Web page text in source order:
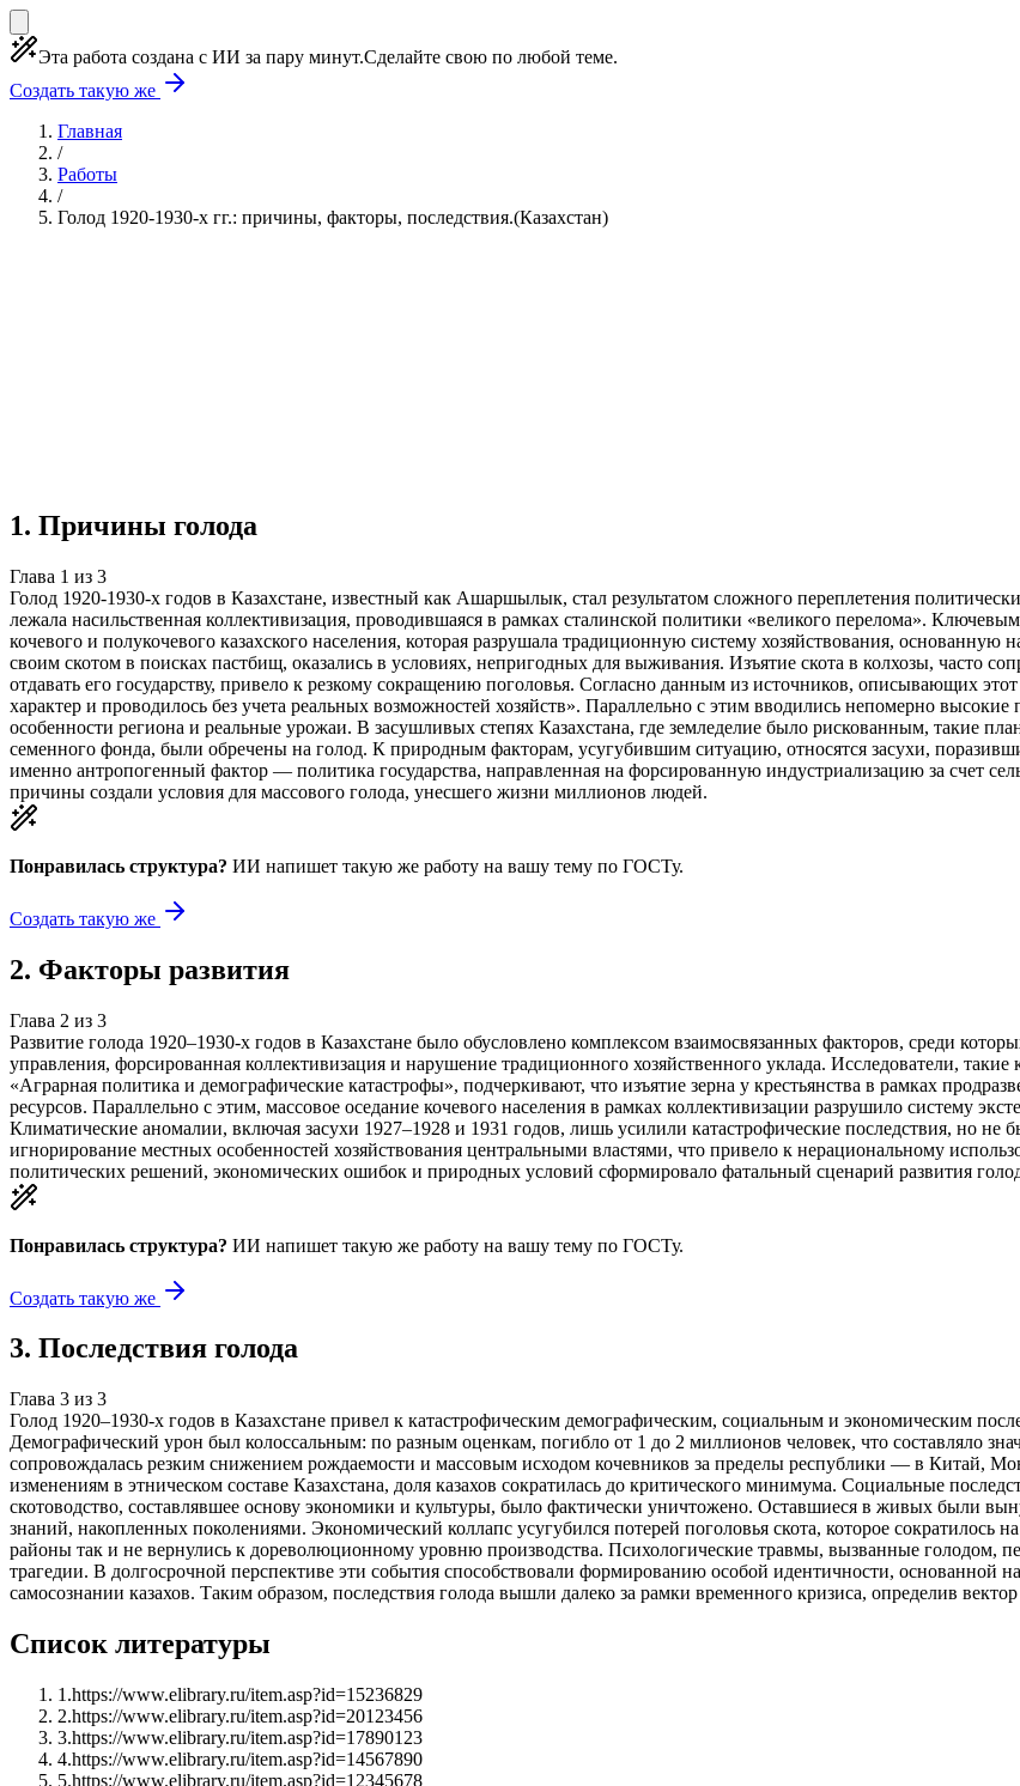
Эта работа создана с ИИ за пару минут.Сделайте свою по любой теме.
Создать такую же
Главная
/
Работы
/
Голод 1920-1930-х гг.: причины, факторы, последствия.(Казахстан)
1. Причины голода
Глава 1 из 3
Голод 1920-1930-х годов в Казахстане, известный как Ашаршылык, стал результатом сложного переплетения
лежала насильственная коллективизация, проводившаяся в рамках сталинской политики «великого перелома».
кочевого и полукочевого казахского населения, которая разрушала традиционную систему хозяйствования,
своим скотом в поисках пастбищ, оказались в условиях, непригодных для выживания. Изъятие скота в колхозы, часто
отдавать его государству, привело к резкому сокращению поголовья. Согласно данным из источников, описывающих
характер и проводилось без учета реальных возможностей хозяйств». Параллельно с этим вводились непомерно
особенности региона и реальные урожаи. В засушливых степях Казахстана, где земледелие было рискованным, такие
семенного фонда, были обречены на голод. К природным факторам, усугубившим ситуацию, относятся засухи,
именно антропогенный фактор — политика государства, направленная на форсированную индустриализацию за счет
причины создали условия для массового голода, унесшего жизни миллионов людей.
Понравилась структура? ИИ напишет такую же работу на вашу тему по ГОСТу.
Создать такую же
2. Факторы развития
Глава 2 из 3
Развитие голода 1920–1930-х годов в Казахстане было обусловлено комплексом взаимосвязанных факторов, среди
управления, форсированная коллективизация и нарушение традиционного хозяйственного уклада. Исследователи,
«Аграрная политика и демографические катастрофы», подчеркивают, что изъятие зерна у крестьянства в рамках
ресурсов. Параллельно с этим, массовое оседание кочевого населения в рамках коллективизации разрушило систему
Климатические аномалии, включая засухи 1927–1928 и 1931 годов, лишь усилили катастрофические последствия, но
игнорирование местных особенностей хозяйствования центральными властями, что привело к нерациональному
политических решений, экономических ошибок и природных условий сформировало фатальный сценарий развития
Понравилась структура? ИИ напишет такую же работу на вашу тему по ГОСТу.
Создать такую же
3. Последствия голода
Глава 3 из 3
Голод 1920–1930-х годов в Казахстане привел к катастрофическим демографическим, социальным и экономическим
Демографический урон был колоссальным: по разным оценкам, погибло от 1 до 2 миллионов человек, что составляло
сопровождалась резким снижением рождаемости и массовым исходом кочевников за пределы республики — в Китай,
изменениям в этническом составе Казахстана, доля казахов сократилась до критического минимума. Социальные
скотоводство, составлявшее основу экономики и культуры, было фактически уничтожено. Оставшиеся в живых были
знаний, накопленных поколениями. Экономический коллапс усугубился потерей поголовья скота, которое сократилось
районы так и не вернулись к дореволюционному уровню производства. Психологические травмы, вызванные голодом,
трагедии. В долгосрочной перспективе эти события способствовали формированию особой идентичности,
самосознании казахов. Таким образом, последствия голода вышли далеко за рамки временного кризиса, определив
Список литературы
1 .https://www.elibrary.ru/item.asp?id=15236829
2.https://www.elibrary.ru/item.asp?id=20123456
3.https://www.elibrary.ru/item.asp?id=17890123
4.https://www.elibrary.ru/item.asp?id=14567890
5.https://www.elibrary.ru/item.asp?id=12345678